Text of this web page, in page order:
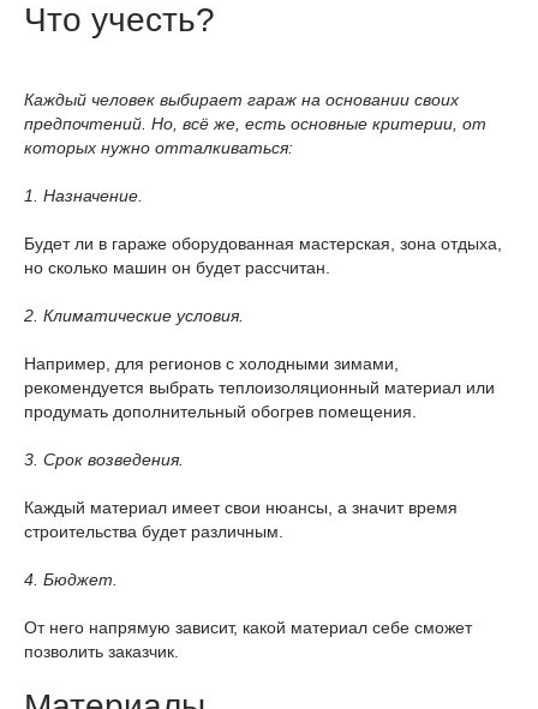
Что учесть?
Каждый человек выбирает гараж на основании своих
предпочтений. Но, всё же, есть основные критерии, от
которых нужно отталкиваться:
1. Назначение.
Будет ли в гараже оборудованная мастерская, зона отдыха,
но сколько машин он будет рассчитан.
2. Климатические условия.
Например, для регионов с холодными зимами,
рекомендуется выбрать теплоизоляционный материал или
продумать дополнительный обогрев помещения.
3. Срок возведения.
Каждый материал имеет свои нюансы, а значит время
строительства будет различным.
4. Бюджет.
От него напрямую зависит, какой материал себе сможет
позволить заказчик.